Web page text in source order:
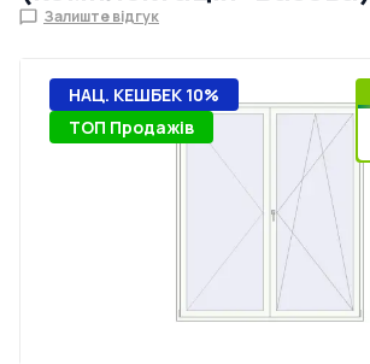
Залиште відгук
НАЦ. КЕШБЕК 10%
ТОП Продажів